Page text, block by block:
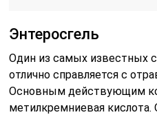
Энтеросгель
Один из самых известных
отлично справляется с
Основным действующим
метилкремниевая кислота.